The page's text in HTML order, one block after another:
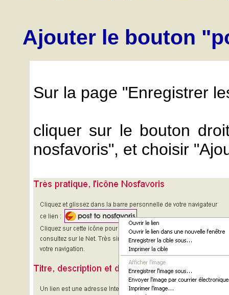
Ajouter le bouton
Sur la page "Enregistrer
cliquer sur le bouton
nosfavoris", et choisir